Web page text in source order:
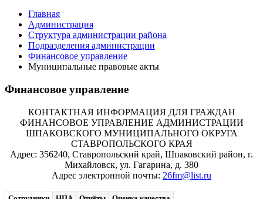
Главная
Администрация
Структура администрации района
Подразделения администрации
Финансовое управление
Муниципальные правовые акты
Финансовое управление
КОНТАКТНАЯ ИНФОРМАЦИЯ ДЛЯ ГРАЖДАН
ФИНАНСОВОЕ УПРАВЛЕНИЕ АДМИНИСТРАЦИИ
ШПАКОВСКОГО МУНИЦИПАЛЬНОГО ОКРУГА
СТАВРОПОЛЬСКОГО КРАЯ
Адрес: 356240, Ставропольский край, Шпаковский район, г.
Михайловск, ул. Гагарина, д. 380
Адрес электронной почты: 26fm@list.ru